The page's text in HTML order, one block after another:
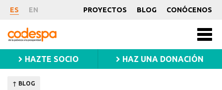
Noticia
ES EN PROYECTOS BLOG CONÓCENOS
CODESPA
HAZTE SOCIO HAZ UNA DONACIÓN
↑ BLOG